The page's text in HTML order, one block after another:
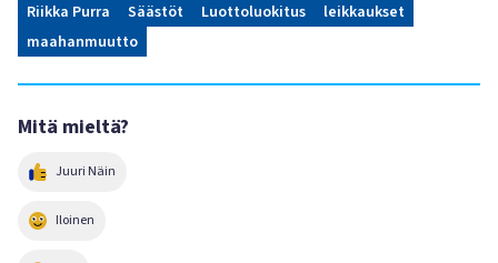
Riikka Purra
Säästöt Luottoluokitus
leikkaukset
maahanmuutto
Mitä mieltä?
Juuri Näin
Iloinen